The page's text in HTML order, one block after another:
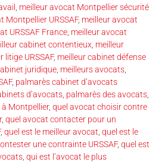
meilleur avocat Montpellier sécurité
Montpellier URSSAF, meilleur avocat
URSSAF France meilleur avocat
cabinet contentieux meilleur
litige URSSAF, meilleur cabinet défense
juridique meilleurs avocats
, palmarès cabinet d’avocats
d’avocats palmarès des avocats
Montpellier, quel avocat choisir contre
, quel avocat contacter pour un
, quel est le meilleur avocat quel est le
une contrainte URSSAF, quel est
qui est l’avocat le plus